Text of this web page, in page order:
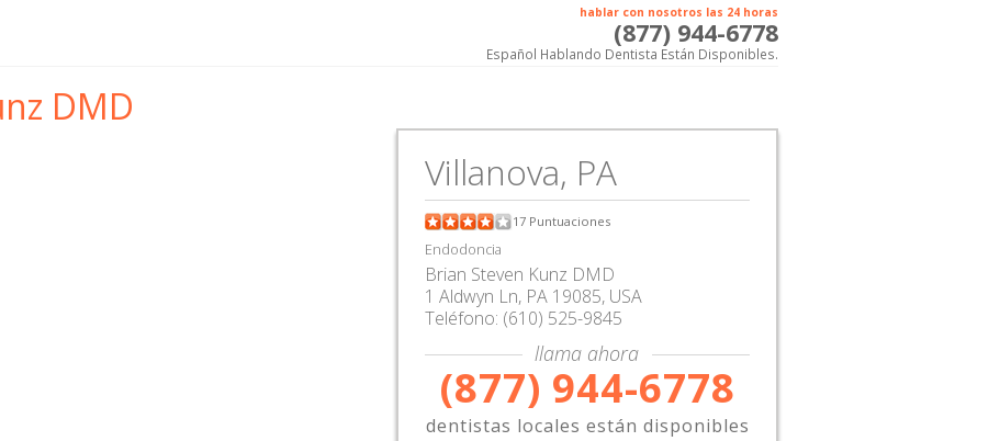
hablar con nosotros las 24 horas
(877) 944-6778
Español Hablando Dentista Están Disponibles.
DMD
Villanova, PA
17 Puntuaciones
Endodoncia
Brian Steven Kunz DMD
1 Aldwyn Ln, PA 19085, USA
Teléfono: (610) 525-9845
llama ahora
(877) 944-6778
dentistas locales están disponibles